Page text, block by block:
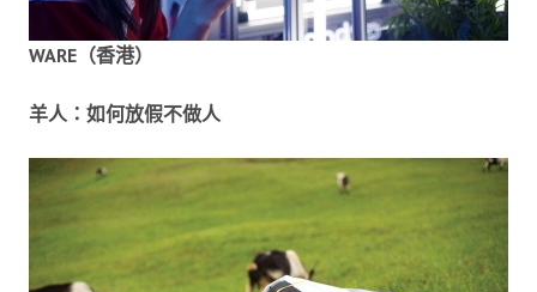
WARE（香港）
羊人：如何放假不做人